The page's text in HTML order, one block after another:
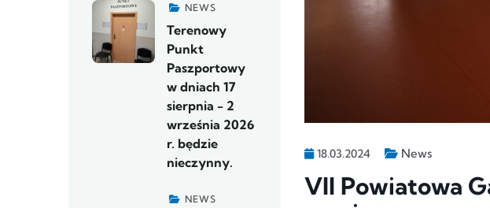
18.03.2024 News
VII Powiatowa
NEWS
Terenowy
Punkt
Paszportowy
w dniach 17
sierpnia - 2
września 2026
r. będzie
nieczynny.
NEWS